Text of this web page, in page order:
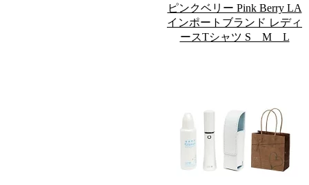
ピンクベリー Pink Berry LA
インポートブランド レディ
ースTシャツ S M L